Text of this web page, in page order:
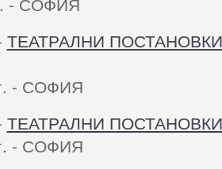
ТЕАТРАЛНИ ПОСТАНОВКИ
- СОФИЯ
ТЕАТРАЛНИ ПОСТАНОВКИ
- СОФИЯ